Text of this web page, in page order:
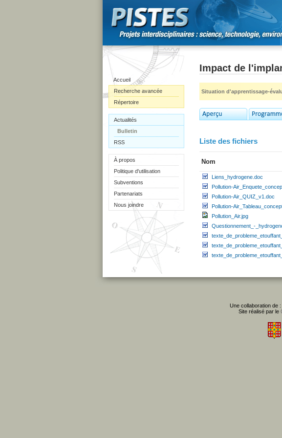
Accueil
Recherche avancée
Répertoire
Actualités
Bulletin
RSS
À propos
Politique d'utilisation
Subventions
Partenariats
Nous joindre
Impact de
Situation d'apprentissage-
Liste des fichiers
Nom
Liens_hydrogene.doc
Pollution-
Pollution-Air_QUIZ_v1.doc
Pollution-
Pollution_Air.jpg
Questionnement_-
Une collaboration de :
Site réalisé par le